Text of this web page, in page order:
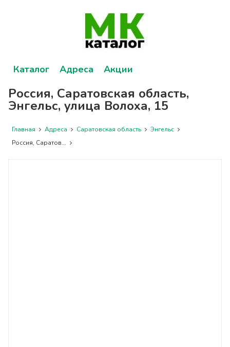
Каталог Адреса Акции
Россия, Саратовская область,
Энгельс, улица Волоха, 15
Главная Адреса Саратовская область
Энгельс
Россия, Саратов...